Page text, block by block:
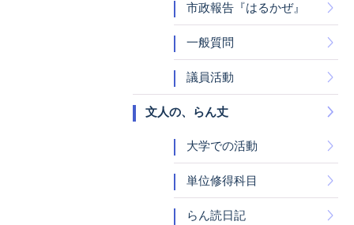
市政報告『はるかぜ』
一般質問
議員活動
文人の、らん丈
大学での活動
単位修得科目
らん読日記